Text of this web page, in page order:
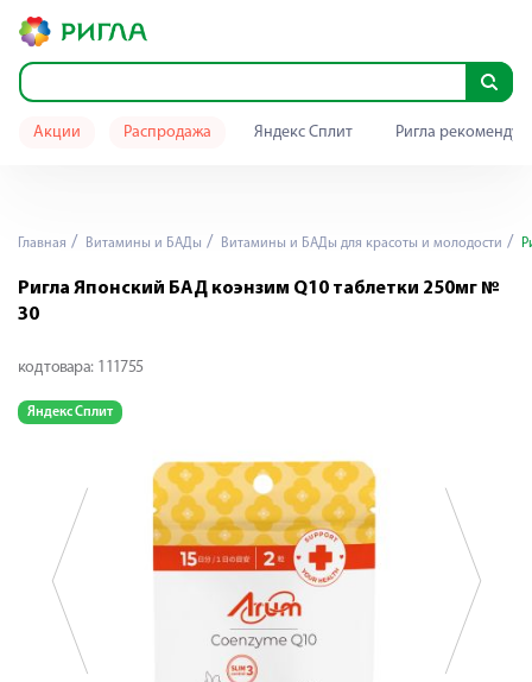
Акции Распродажа Яндекс Сплит Ригла
Главная Витамины и БАДы Витамины и БАДы для красоты и молодости
Ригла Японский БАД коэнзим Q10 таблетки 250мг №
30
код товара: 111755
Яндекс Сплит